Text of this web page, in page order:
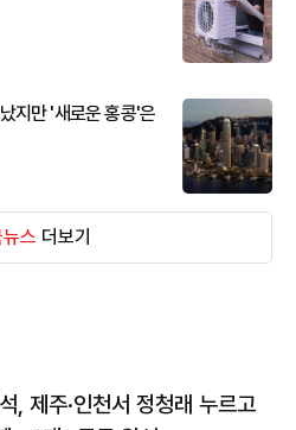
지만 '새로운 홍콩'은
스 더보기
, 제주·인천서 정청래 누르고